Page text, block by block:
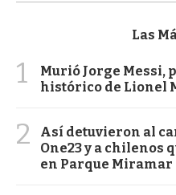
Las
1
Murió Jorge Messi,
histórico de Lionel
2
Así detuvieron al
One23 y a chilenos
en Parque Miramar